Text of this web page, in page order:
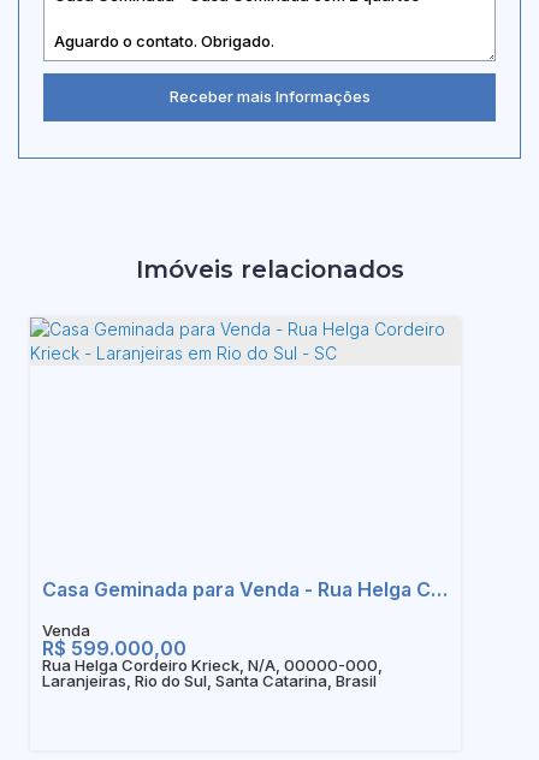
Imóveis relacionados
Casa Geminada para Venda - Rua Helga Cordeiro Krieck - Laranjeiras em Rio do Sul - SC
R$ 599.000,00
Rua Helga Cordeiro Krieck, N/A, 00000-000,
Laranjeiras, Rio do Sul, Santa Catarina, Brasil